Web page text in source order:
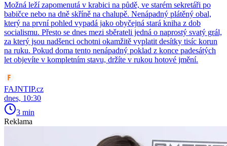
Možná leží zapomenutá v krabici na půdě, ve starém sekretáři po
babičce nebo na dně skříně na chalupě. Nenápadný plátěný obal,
který na první pohled vypadá jako obyčejná stará kniha z dob
socialismu. Přesto se dnes mezi sběrateli jedná o naprostý svatý grál,
za který jsou nadšenci ochotni okamžitě vyplatit desítky tisíc korun
na ruku. Pokud doma tento nenápadný poklad z konce padesátých
let objevíte v kompletním stavu, držíte v rukou hotové jmění.
FAJNTIP.cz
dnes, 10:30
3 min
Reklama